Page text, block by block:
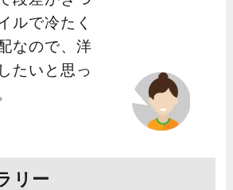
ルで冷たく
なので、洋
たいと思っ
リー